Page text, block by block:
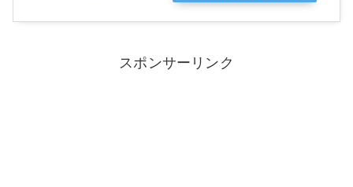
スポンサーリンク